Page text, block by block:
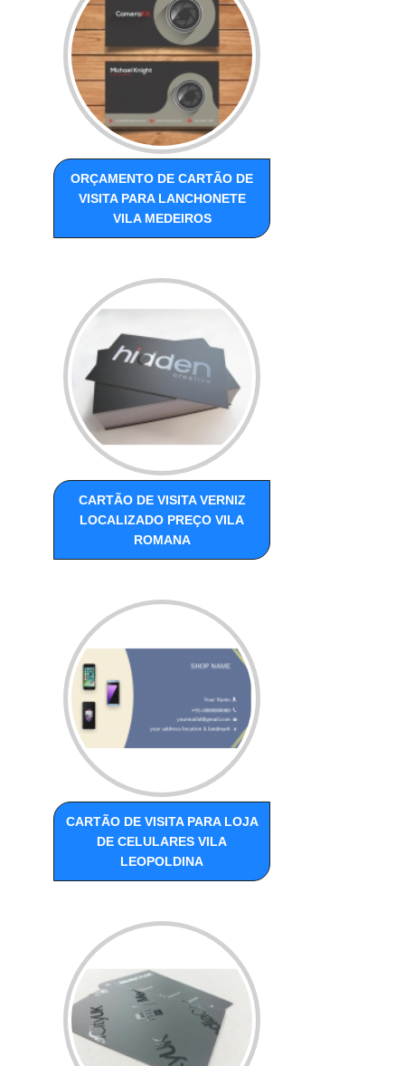
ORÇAMENTO DE CARTÃO DE
VISITA PARA LANCHONETE
VILA MEDEIROS
CARTÃO DE VISITA VERNIZ
LOCALIZADO PREÇO VILA
ROMANA
CARTÃO DE VISITA PARA LOJA
DE CELULARES VILA
LEOPOLDINA